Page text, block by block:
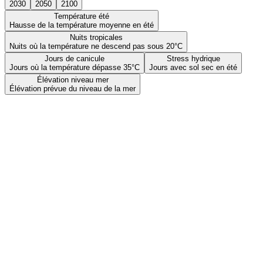
2030 2050
2100
Température été
Hausse de la température moyenne en été
Nuits tropicales
Nuits où la température ne descend pas sous 20°C
Jours de canicule
Jours où la température dépasse 35°C
Stress hydrique
Jours avec sol sec en été
Élévation niveau mer
Élévation prévue du niveau de la mer